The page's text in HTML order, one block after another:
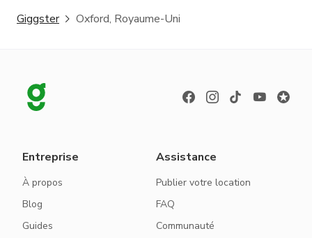
Giggster Oxford, Royaume-Uni
Entreprise
À propos
Blog
Guides
Assistance
Publier votre location
FAQ
Communauté